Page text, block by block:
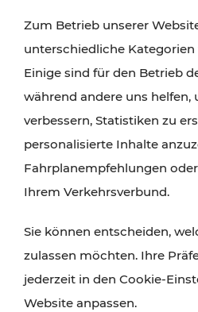
Wanderungen, Kultur und
Radtouren oder purer
Attraktionen sind mit den
Angeboten des VOR gut und
Zum Betrieb unserer
unterschiedliche Kategorien
Einige sind für den Betrieb
während andere uns helfen,
verbessern, Statistiken zu
personalisierte Inhalte
Fahrplanempfehlungen
Ihrem Verkehrsverbund.
Sie können entscheiden,
zulassen möchten. Ihre
jederzeit in den Cookie-
Website anpassen.